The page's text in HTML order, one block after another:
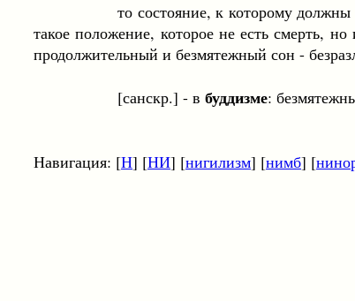
то состояние, к которому должны
такое положение, которое не есть смерть,
продолжительный и безмятежный сон -
[санскр.] - в буддизме:
Навигация: [Н] [НИ] [нигилизм] [нимб] [